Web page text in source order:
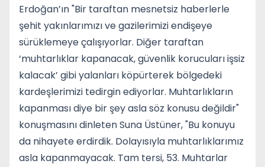
Erdoğan’ın "Bir taraftan mesnetsiz haberlerle
şehit yakınlarımızı ve gazilerimizi endişeye
sürüklemeye çalışıyorlar. Diğer taraftan
‘muhtarlıklar kapanacak, güvenlik korucuları işsiz
kalacak’ gibi yalanları köpürterek bölgedeki
kardeşlerimizi tedirgin ediyorlar. Muhtarlıkların
kapanması diye bir şey asla söz konusu değildir"
konuşmasını dinleten Suna Üstüner, "Bu konuyu
da nihayete erdirdik. Dolayısıyla muhtarlıklarımız
asla kapanmayacak. Tam tersi, 53. Muhtarlar